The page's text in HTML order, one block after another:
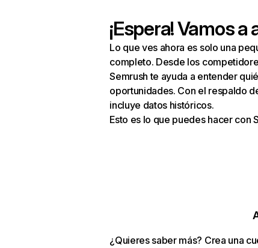
¡Espera! Vamos
Lo que ves ahora es solo una
completo. Desde los
Semrush te ayuda a entender
oportunidades. Con el respaldo
incluye datos históricos.
Esto es lo que puedes hacer con
¿Quieres saber más? Crea una